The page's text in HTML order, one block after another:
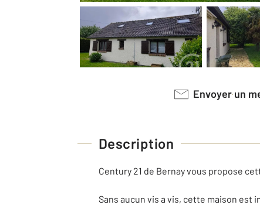
Envoyer un
Description
Century 21 de Bernay vous propose
Sans aucun vis a vis, cette maison est